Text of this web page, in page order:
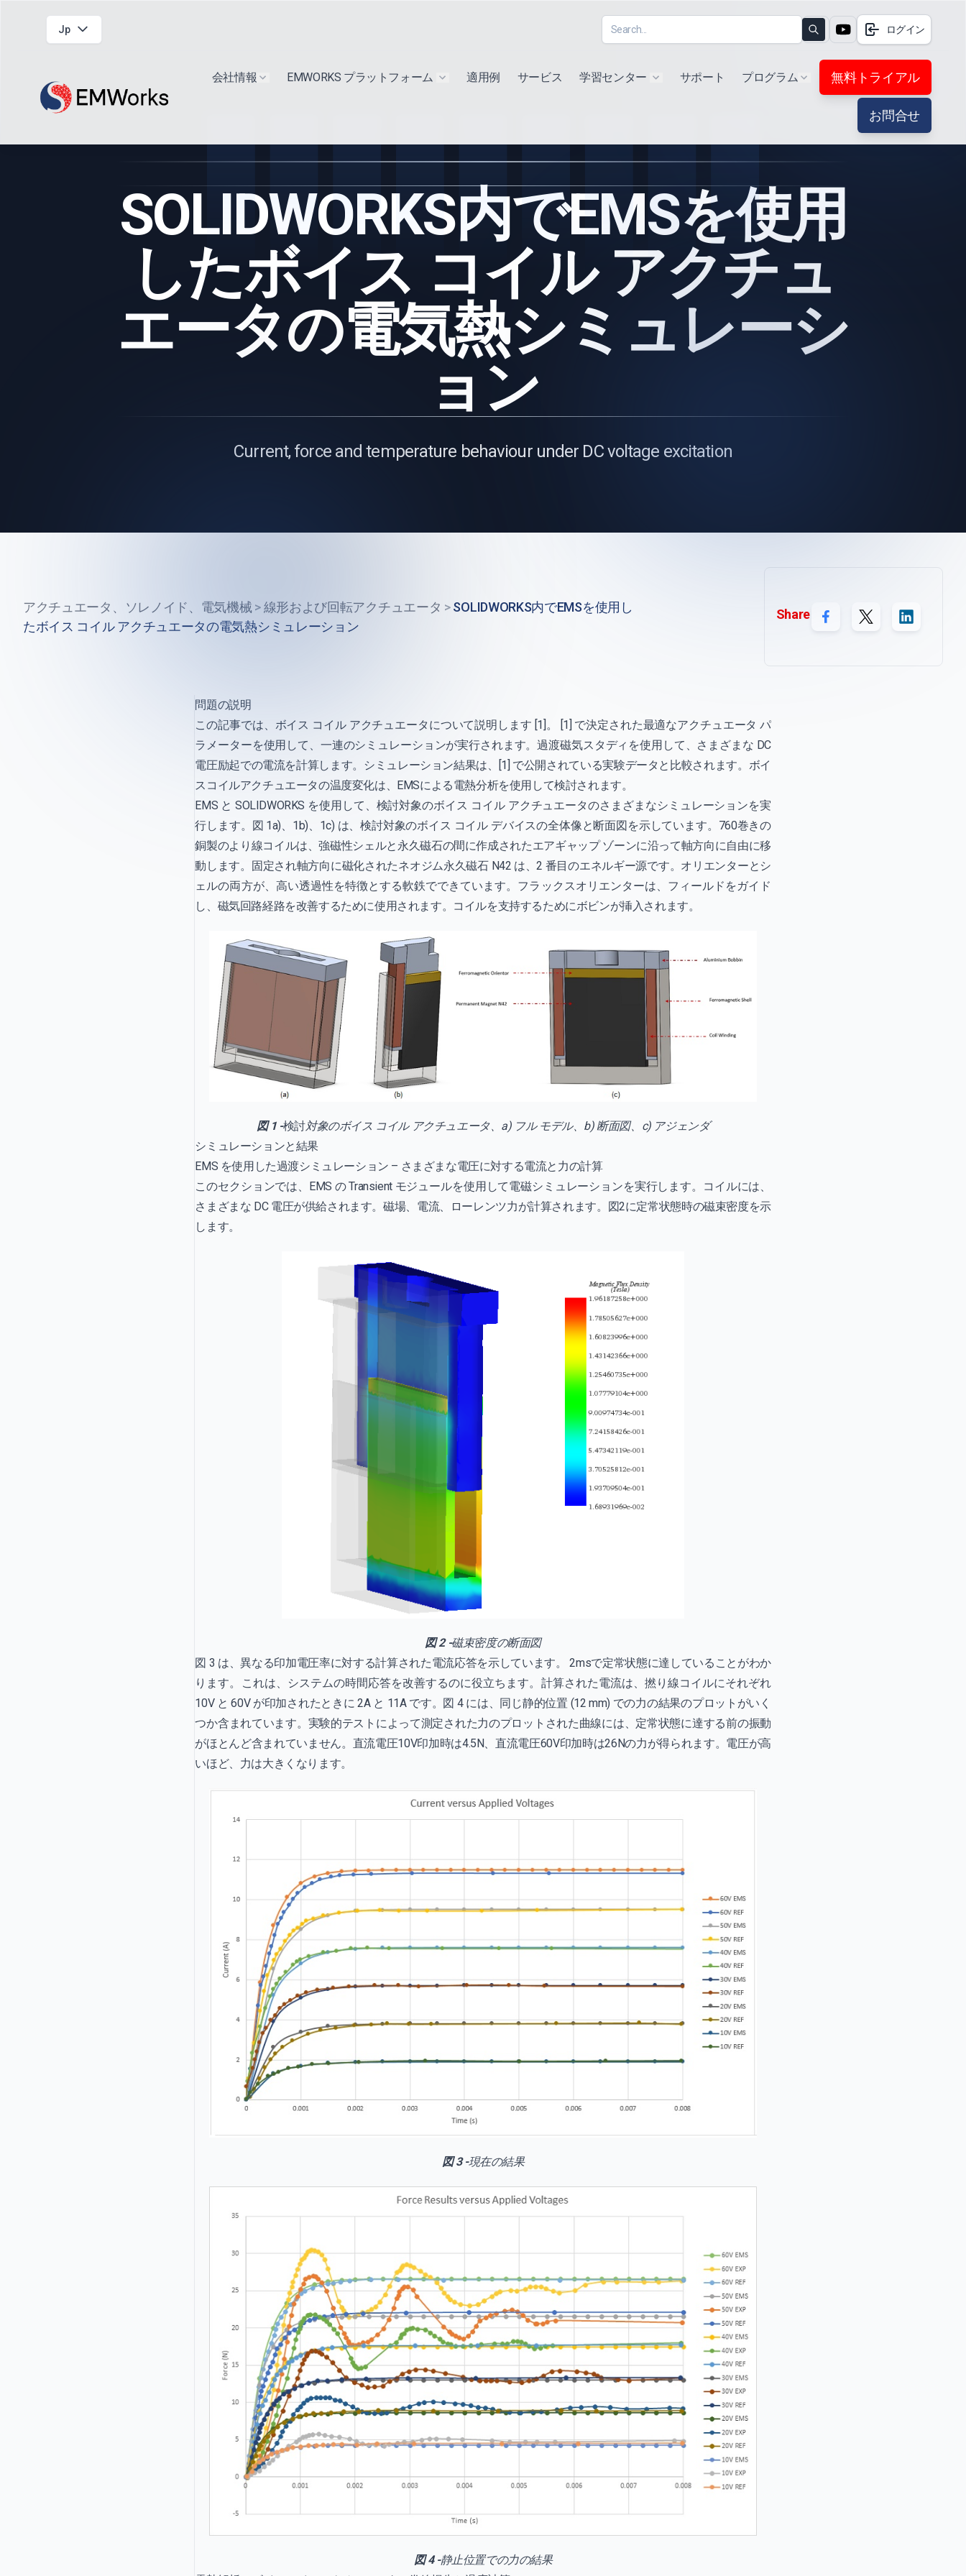
Jp Search ログイン
会社情報 Show submenu for "Extra"
EMWORKS プラットフォーム Show submenu for "Products"
適用例 サービス 学習センター Show submenu for "Products"
サポート プログラム Show submenu for "Extra"
無料トライアル
お問合せ
SOLIDWORKS内でEMSを使用
したボイス コイル アクチュ
エータの電気熱シミュレーシ
ョン
Current, force and temperature behaviour under DC voltage excitation
アクチュエータ、ソレノイド、電気機械 >線形および回転アクチュエータ > SOLIDWORKS内でEMSを使用し
たボイス コイル アクチュエータの電気熱シミュレーション
Share
問題の説明
この記事では、ボイス コイル アクチュエータについて説明します [1]。 [1] で決定された最適なアクチュエータ パ
ラメーターを使用して、一連のシミュレーションが実行されます。過渡磁気スタディを使用して、さまざまな DC
電圧励起での電流を計算します。シミュレーション結果は、[1] で公開されている実験データと比較されます。ボイ
スコイルアクチュエータの温度変化は、EMSによる電熱分析を使用して検討されます。
EMS と SOLIDWORKS を使用して、検討対象のボイス コイル アクチュエータのさまざまなシミュレーションを実
行します。図 1a)、1b)、1c) は、検討対象のボイス コイル デバイスの全体像と断面図を示しています。760巻きの
銅製のより線コイルは、強磁性シェルと永久磁石の間に作成されたエアギャップ ゾーンに沿って軸方向に自由に移
動します。固定され軸方向に磁化されたネオジム永久磁石 N42 は、2 番目のエネルギー源です。オリエンターとシ
ェルの両方が、高い透過性を特徴とする軟鉄でできています。フラックスオリエンターは、フィールドをガイド
し、磁気回路経路を改善するために使用されます。コイルを支持するためにボビンが挿入されます。
図 1 -検討対象のボイス コイル アクチュエータ、a) フル モデル、b) 断面図、c) アジェンダ
シミュレーションと結果
EMS を使用した過渡シミュレーション – さまざまな電圧に対する電流と力の計算
このセクションでは、EMS の Transient モジュールを使用して電磁シミュレーションを実行します。コイルには、
さまざまな DC 電圧が供給されます。磁場、電流、ローレンツ力が計算されます。図2に定常状態時の磁束密度を示
します。
図 2 -磁束密度の断面図
図 3 は、異なる印加電圧率に対する計算された電流応答を示しています。 2msで定常状態に達していることがわか
ります。これは、システムの時間応答を改善するのに役立ちます。計算された電流は、撚り線コイルにそれぞれ
10V と 60V が印加されたときに 2A と 11A です。図 4 には、同じ静的位置 (12 mm) での力の結果のプロットがいく
つか含まれています。実験的テストによって測定された力のプロットされた曲線には、定常状態に達する前の振動
がほとんど含まれていません。直流電圧10V印加時は4.5N、直流電圧60V印加時は26Nの力が得られます。電圧が高
いほど、力は大きくなります。
図 3 -現在の結果
図 4 -静止位置での力の結果